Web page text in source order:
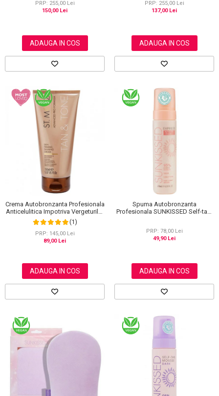
PRP: 255,00 Lei
150,00 Lei
ADAUGA IN COS
PRP: 255,00 Lei
137,00 Lei
ADAUGA IN COS
Crema Autobronzanta Profesionala
Anticelulitica Impotriva Vergeturilor
ST MORIZ Advanced PRO Formula
Tan & Tone Skin Firming, 150 ml
(1)
PRP: 145,00 Lei
89,00 Lei
ADAUGA IN COS
Spuma Autobronzanta
Profesionala SUNKISSED Self-tan,
PRP: 78,00 Lei
49,90 Lei
ADAUGA IN COS